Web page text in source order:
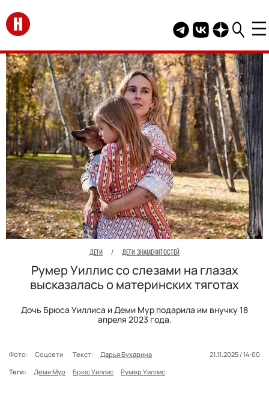
Перейти на главную
Telegram канал
Группа HELLO
Канал
ДЕТИ / ДЕТИ ЗНАМЕНИТОСТЕЙ
Румер Уиллис со слезами на глазах
высказалась о материнских тяготах
Дочь Брюса Уиллиса и Деми Мур подарила им внучку 18
апреля 2023 года.
Фото: Соцсети Текст: Дарья Бухарина
21.11.2025 / 14:00
Теги:
Деми Мур Брюс Уиллис Румер Уиллис